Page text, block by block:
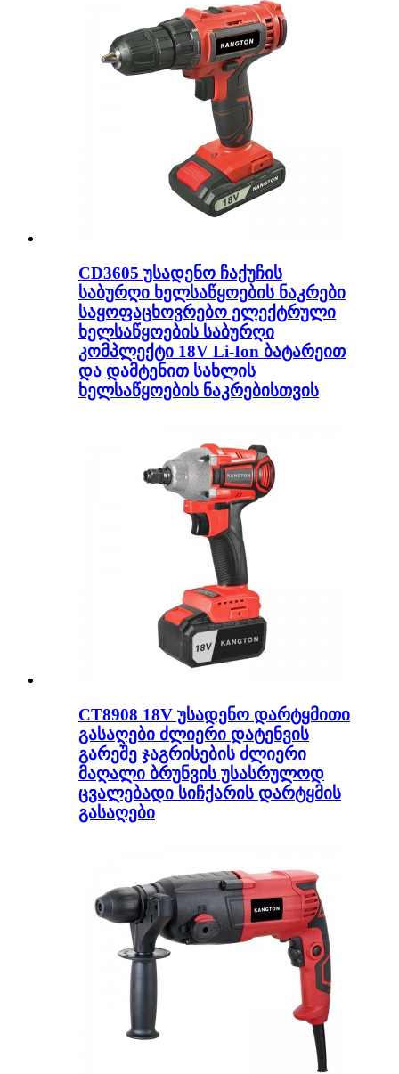
CD3605 უსადენო ჩაქუჩის
საბურღი ხელსაწყოების ნაკრები
საყოფაცხოვრებო ელექტრული
ხელსაწყოების საბურღი
კომპლექტი 18V Li-Ion ბატარეით
და დამტენით სახლის
ხელსაწყოების ნაკრებისთვის
CT8908 18V უსადენო დარტყმითი
გასაღები ძლიერი დატენვის
გარეშე ჯაგრისების ძლიერი
მაღალი ბრუნვის უსასრულოდ
ცვალებადი სიჩქარის დარტყმის
გასაღები